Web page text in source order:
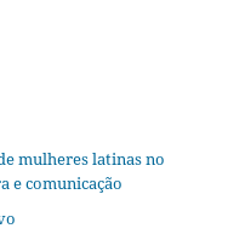
mulheres latinas no
e comunicação